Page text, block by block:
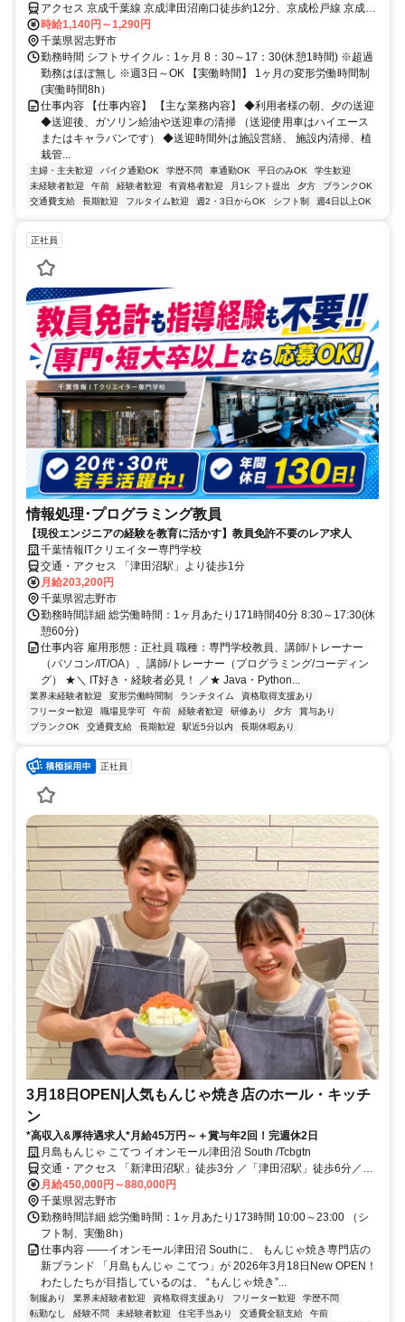
アクセス 京成千葉線 京成津田沼南口徒歩約12分、京成松戸線 京成津
田沼南口徒歩約12分、京成本線 京成津田沼南口徒歩約12分 「京成津
田沼駅」より徒歩10分
時給1,140円～1,290円
千葉県習志野市
勤務時間 シフトサイクル：1ヶ月 8：30～17：30(休憩1時間) ※超過
勤務はほぼ無し ※週3日～OK 【実働時間】 1ヶ月の変形労働時間制
(実働時間8h）
仕事内容 【仕事内容】 【主な業務内容】 ◆利用者様の朝、夕の送迎
◆送迎後、ガソリン給油や送迎車の清掃 （送迎使用車はハイエース
またはキャラバンです） ◆送迎時間外は施設営繕、 施設内清掃、植
栽管...
主婦・主夫歓迎 バイク通勤OK 学歴不問 車通勤OK 平日のみOK
学生歓迎
未経験者歓迎
午前 経験者歓迎 有資格者歓迎 月1シフト提出 夕方
ブランクOK
交通費支給
長期歓迎 フルタイム歓迎 週2・3日からOK シフト制 週4日以上OK
正社員
情報処理･プログラミング教員
【現役エンジニアの経験を教育に活かす】教員免許不要のレア求人
千葉情報ITクリエイター専門学校
交通・アクセス 「津田沼駅」より徒歩1分
月給203,200円
千葉県習志野市
勤務時間詳細 総労働時間：1ヶ月あたり171時間40分 8:30～17:30(休
憩60分)
仕事内容 雇用形態：正社員 職種：専門学校教員、講師/トレーナー
（パソコン/IT/OA）、講師/トレーナー（プログラミング/コーディン
グ） ★＼ IT好き・経験者必見！ ／★ Java・Python...
業界未経験者歓迎 変形労働時間制 ランチタイム
資格取得支援あり
フリーター歓迎
職場見学可 午前 経験者歓迎 研修あり 夕方
賞与あり
ブランクOK
交通費支給 長期歓迎 駅近5分以内 長期休暇あり
正社員
3月18日OPEN|人気もんじゃ焼き店のホール・キッチ
ン
*高収入&厚待遇求人*月給45万円～＋賞与年2回！完週休2日
月島もんじゃ こてつ イオンモール津田沼 South /Tcbgtn
交通・アクセス 「新津田沼駅」徒歩3分 ／「津田沼駅」徒歩6分／
「京成津田沼駅」徒歩12分
月給450,000円～880,000円
千葉県習志野市
勤務時間詳細 総労働時間：1ヶ月あたり173時間 10:00～23:00 （シ
フト制、実働8h）
仕事内容 ――イオンモール津田沼 Southに、 もんじゃ焼き専門店の
新ブランド 「月島もんじゃ こてつ」が 2026年3月18日New OPEN！
わたしたちが目指しているのは、 “もんじゃ焼き”...
制服あり 業界未経験者歓迎 資格取得支援あり フリーター歓迎
学歴不問
転勤なし
経験不問 未経験者歓迎 住宅手当あり 交通費全額支給
午前